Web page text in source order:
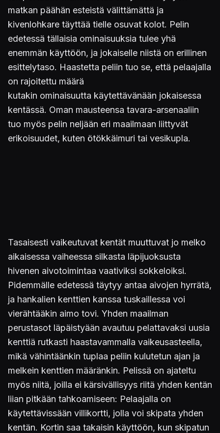
matkan päähän esteistä välittämättä ja
kivenlohkare täyttää tielle osuvat kolot. Pelin
edetessä tällaisia ominaisuuksia tulee yhä
enemmän käyttöön, ja jokaiselle niistä on erillinen
esittelytaso. Haastetta peliin tuo se, että pelaajalla
on rajoitettu määrä
kutakin ominaisuutta käytettävänään jokaisessa
kentässä. Oman mausteensa tavara-arsenaaliin
tuo myös pelin neljään eri maailmaan liittyvät
erikoisuudet, kuten ötökkäimuri tai vesikupla.
Tasaisesti vaikeutuvat kentät muuttuvat jo melko
aikaisessa vaiheessa silkasta läpijuoksusta
hivenen aivotoimintaa vaativiksi sokkeloiksi.
Pidemmälle edetessä täytyy antaa aivojen hyrrätä,
ja hankalien kenttien kanssa tuskaillessa voi
vierähtääkin aimo tovi. Yhden maailman
perustasot läpäistyään avautuu pelattavaksi uusia
kenttiä rutkasti haastavammalla vaikeusasteella,
mikä vähintäänkin tuplaa peliin kulutetun ajan ja
melkein kenttien määränkin. Pelissä on ajateltu
myös niitä, joilla ei kärsivällisyys riitä yhden kentän
liian pitkään tahkoamiseen: Pelaajalla on
käytettävissään villikortti, jolla voi skipata yhden
kentän. Kortin saa takaisin käyttöön, kun skipatun